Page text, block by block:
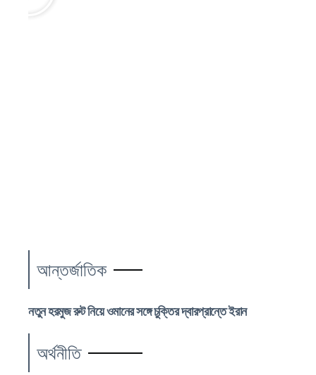
আন্তর্জাতিক
নতুন হরমুজ রুট নিয়ে ওমানের সঙ্গে চুক্তির দ্বারপ্রান্তে ইরান
অর্থনীতি